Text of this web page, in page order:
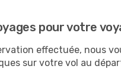
pour votre
effectuée, nous
sur votre vol au